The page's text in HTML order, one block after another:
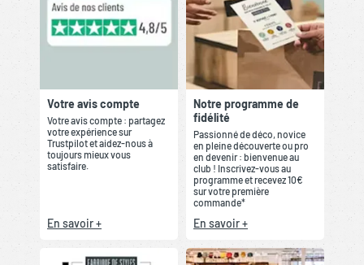
Votre avis compte
Votre avis compte : partagez
votre expérience sur
Trustpilot et aidez-nous à
toujours mieux vous
satisfaire.
En savoir +
Notre programme de
fidélité
Passionné de déco, novice
en pleine découverte ou pro
en devenir : bienvenue au
club ! Inscrivez-vous au
programme et recevez 10€
sur votre première
commande*
En savoir +